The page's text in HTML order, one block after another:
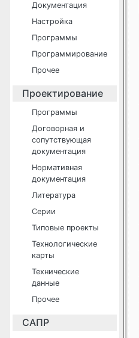
Документация
Настройка
Программы
Программирование
Прочее
Проектирование
Программы
Договорная и
сопутствующая
документация
Нормативная
документация
Литература
Серии
Типовые проекты
Технологические
карты
Технические
данные
Прочее
САПР